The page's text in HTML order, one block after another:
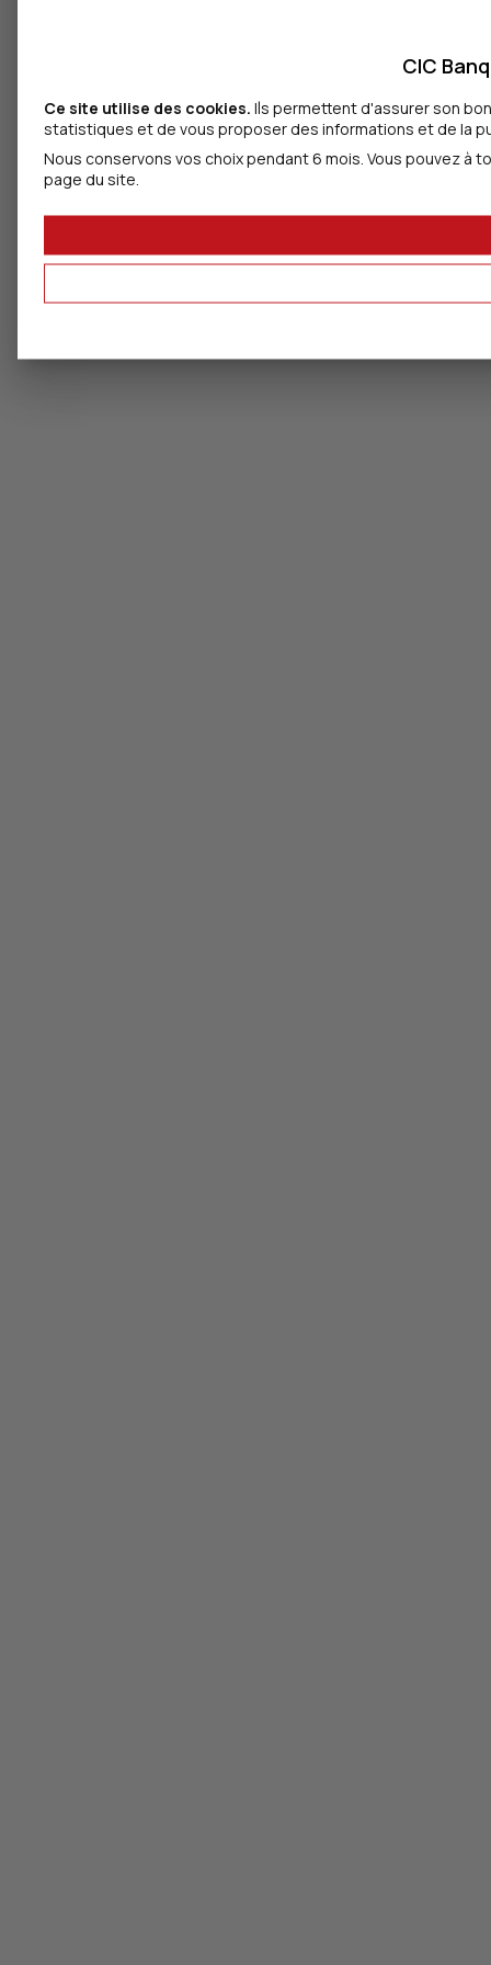
CIC
Ce site utilise des cookies. Ils permettent d'assurer son
statistiques et de vous proposer des informations et de la
Nous conservons vos choix pendant 6 mois. Vous pouvez à
page du site.